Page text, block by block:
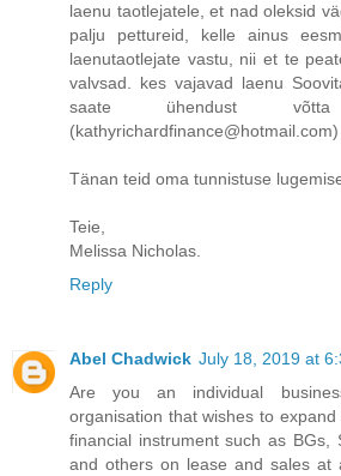
laenu taotlejatele, et nad oleksid
palju pettureid, kelle ainus
laenutaotlejate vastu, nii et te
valvsad. kes vajavad laenu
saate ühendust
(kathyrichardfinance@hotmail.com)
Tänan teid oma tunnistuse
Teie,
Melissa Nicholas.
Reply
Abel Chadwick July 18, 2019 at
Are you an individual
organisation that wishes to
financial instrument such as BGs,
and others on lease and sales at